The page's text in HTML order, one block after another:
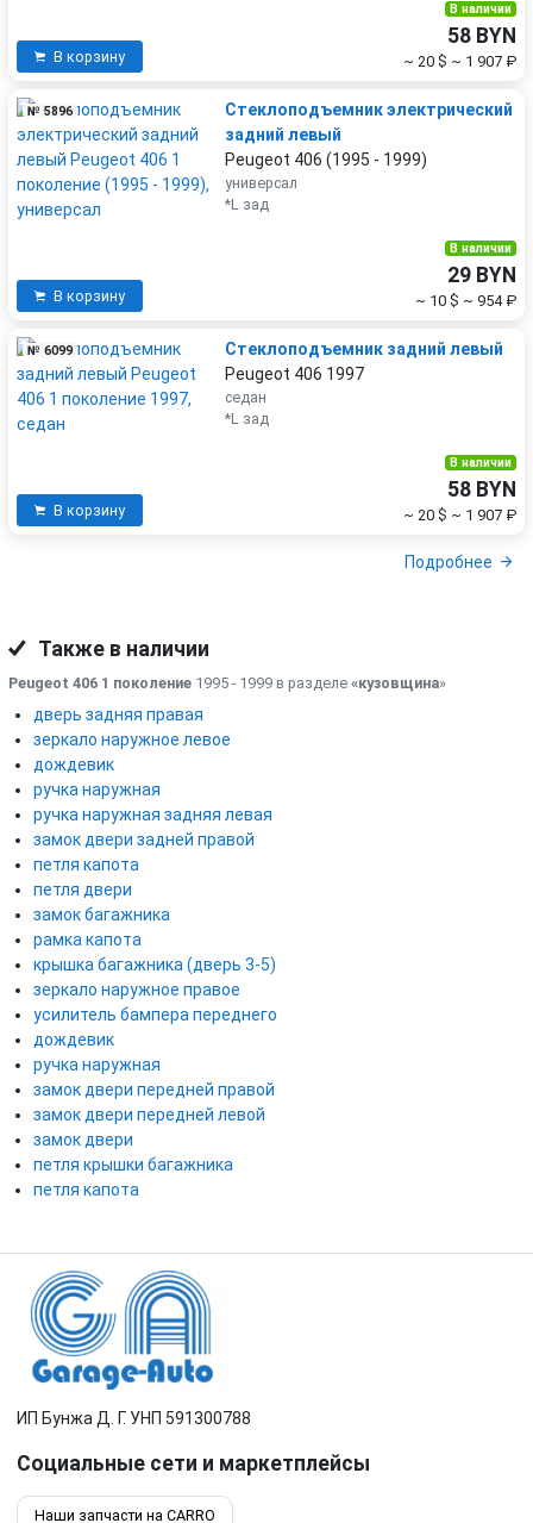
В корзину
В наличии
58 BYN
~ 20 $ ~ 1 907 ₽
№ 5896
Стеклоподъемник электрический
задний левый
Peugeot 406 (1995 - 1999)
универсал
*L зад
В корзину
В наличии
29 BYN
~ 10 $ ~ 954 ₽
№ 6099
Стеклоподъемник задний левый
Peugeot 406 1997
седан
*L зад
В корзину
В наличии
58 BYN
~ 20 $ ~ 1 907 ₽
Подробнее
Также в наличии
Peugeot 406 1 поколение 1995 - 1999 в разделе «кузовщина»
дверь задняя правая
зеркало наружное левое
дождевик
ручка наружная
ручка наружная задняя левая
замок двери задней правой
петля капота
петля двери
замок багажника
рамка капота
крышка багажника (дверь 3-5)
зеркало наружное правое
усилитель бампера переднего
дождевик
ручка наружная
замок двери передней правой
замок двери передней левой
замок двери
петля крышки багажника
петля капота
ИП Бунжа Д. Г. УНП 591300788
Социальные сети и маркетплейсы
Наши запчасти на CARRO